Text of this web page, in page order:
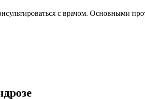
с врачом. Основными